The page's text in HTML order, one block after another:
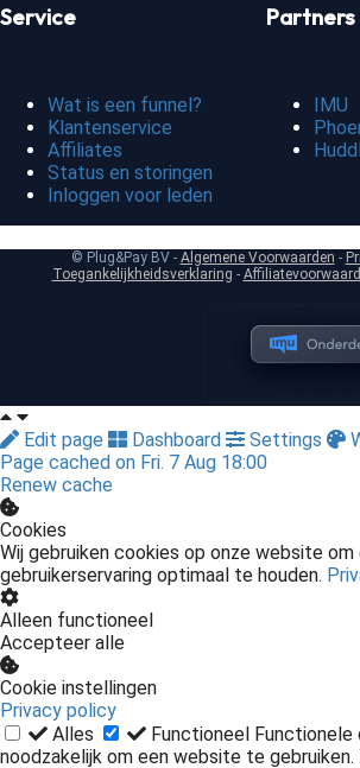
Service
Wat is een funnel?
Klantenservice
Affiliates
Status en storingen
Inloggen voor leden
Partners
IMU
© Plug&Pay BV - Algemene Voorwaarden -
Toegankelijkheidsverklaring -
Edit page Dashboard Settings
Page cached on Fri. 7 Aug 18:00
Renew cache
Cookies
Wij gebruiken cookies op onze website om
gebruikerservaring optimaal te houden.
Alleen functioneel
Accepteer alle
Cookie instellingen
Privacy policy
Alles
Functioneel Functionele
noodzakelijk om een website te